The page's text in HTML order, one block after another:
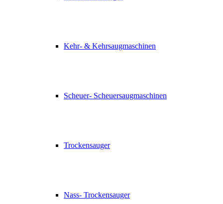
Kehr- & Kehrsaugmaschinen
Scheuer- Scheuersaugmaschinen
Trockensauger
Nass- Trockensauger